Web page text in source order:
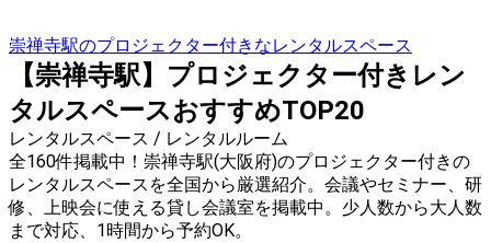
崇禅寺駅のプロジェクター付きなレンタルスペース
【崇禅寺駅】プロジェクター付きレン
タルスペースおすすめTOP20
レンタルスペース / レンタルルーム
全160件掲載中！崇禅寺駅(大阪府)のプロジェクター付きの
レンタルスペースを全国から厳選紹介。会議やセミナー、研
修、上映会に使える貸し会議室を掲載中。少人数から大人数
まで対応、1時間から予約OK。